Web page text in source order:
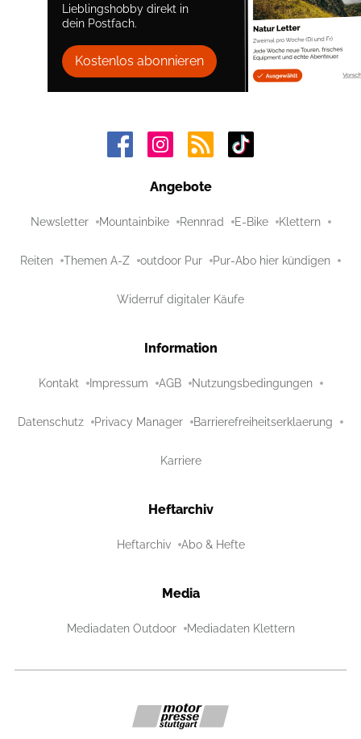
Lieblingshobby direkt in
dein Postfach.
Kostenlos abonnieren
Angebote
Newsletter Mountainbike Rennrad E-Bike Klettern
Reiten Themen A-Z outdoor Pur Pur-Abo hier kündigen
Widerruf digitaler Käufe
Information
Kontakt Impressum AGB Nutzungsbedingungen
Datenschutz Privacy Manager Barrierefreiheitserklaerung
Karriere
Heftarchiv
Heftarchiv Abo & Hefte
Media
Mediadaten Outdoor Mediadaten Klettern